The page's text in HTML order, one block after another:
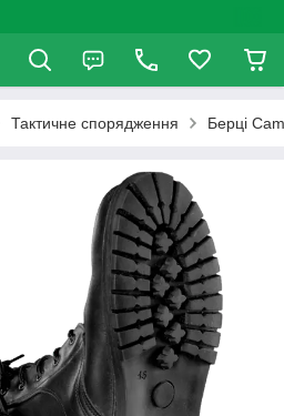
Тактичне спорядження Берцi